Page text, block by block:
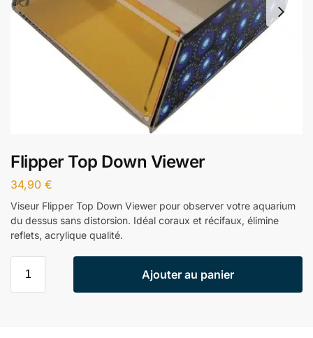
Flipper Top Down Viewer
34,90 €
Viseur Flipper Top Down Viewer pour observer votre aquarium
du dessus sans distorsion. Idéal coraux et récifaux, élimine
reflets, acrylique qualité.
Ajouter au panier